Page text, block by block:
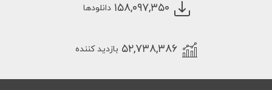
۱۵۸,۰۹۷,۳۵۰ دانلودها
۵۲,۷۳۸,۳۸۶ بازدید کننده